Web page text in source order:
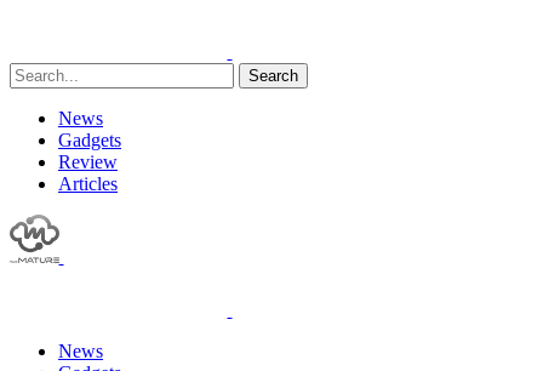
Search
News
Gadgets
Review
Articles
News